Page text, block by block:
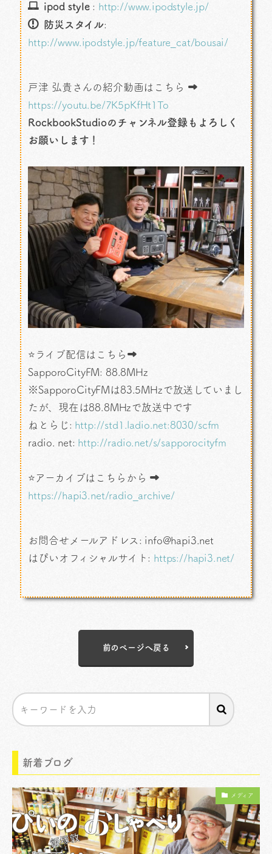
ipod style : http://www.ipodstyle.jp/
防災スタイル:
http://www.ipodstyle.jp/feature_cat/bousai/
戸津 弘貴さんの紹介動画はこちら ➡
https://youtu.be/7K5pKfHt1To
RockbookStudioのチャンネル登録もよろしく
お願いします！
⭐ライブ配信はこちら➡
SapporoCityFM: 88.8MHz
※SapporoCityFMは83.5MHzで放送していまし
たが、現在は88.8MHzで放送中です
ねとらじ: http://std1.ladio.net:8030/scfm
radio. net: http://radio.net/s/sapporocityfm
⭐アーカイブはこちらから ➡
https://hapi3.net/radio_archive/
お問合せメールアドレス: info@hapi3.net
はぴいオフィシャルサイト: https://hapi3.net/
前のページへ戻る
新着ブログ
メディア